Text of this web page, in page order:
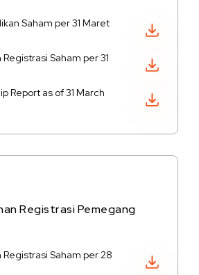
Saham per 31 Maret
Saham per 31
Report as of 31 March
Registrasi Pemegang
Registrasi Saham per 28